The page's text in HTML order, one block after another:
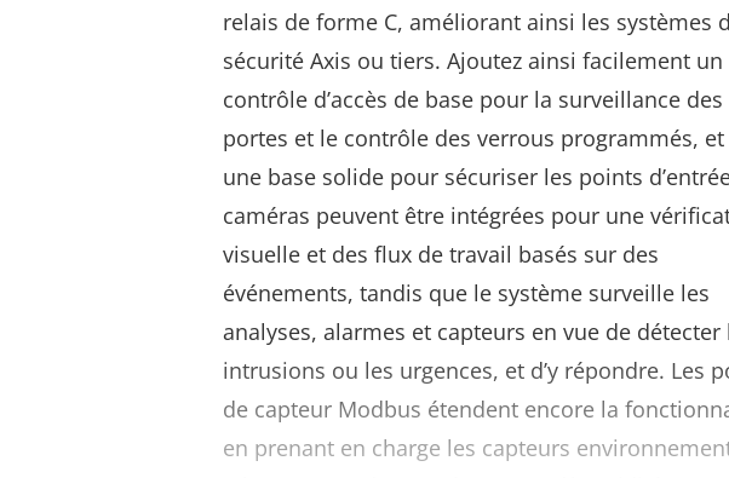
relais de forme C, améliorant ainsi les systèmes
sécurité Axis ou tiers. Ajoutez ainsi facilement un
contrôle d’accès de base pour la surveillance des
portes et le contrôle des verrous programmés, et
une base solide pour sécuriser les points
caméras peuvent être intégrées pour une
visuelle et des flux de travail basés sur des
événements, tandis que le système surveille les
analyses, alarmes et capteurs en vue de détecter
intrusions ou les urgences, et d’y répondre. Les
de capteur Modbus étendent encore la
en prenant en charge les capteurs